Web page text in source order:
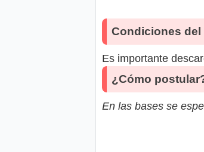
Condiciones del
Es importante
¿Cómo
En las bases se